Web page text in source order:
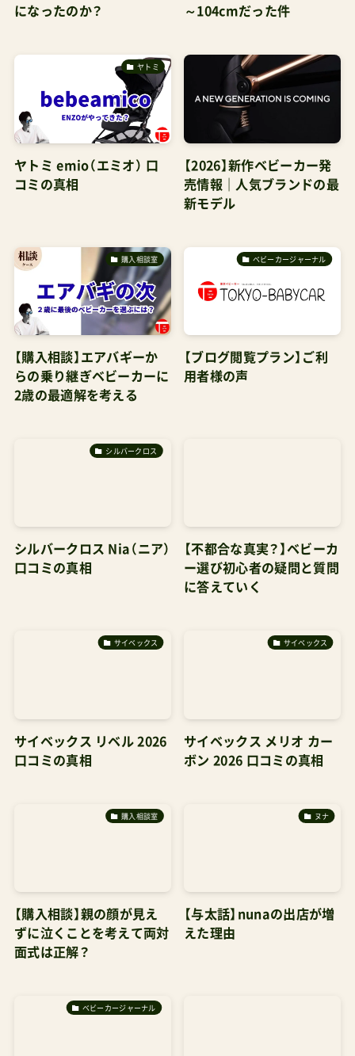
になったのか？
～104cmだった件
ヤトミ
ヤトミ emio（エミオ） 口
コミの真相
【2026】新作ベビーカー発
売情報｜人気ブランドの最
新モデル
購入相談室
【購入相談】エアバギーか
らの乗り継ぎベビーカーに
2歳の最適解を考える
ベビーカージャーナル
【ブログ閲覧プラン】ご利
用者様の声
シルバークロス
シルバークロス Nia（ニア）
口コミの真相
【不都合な真実？】ベビーカ
ー選び初心者の疑問と質問
に答えていく
サイベックス
サイベックス リベル 2026
口コミの真相
サイベックス
サイベックス メリオ カー
ボン 2026 口コミの真相
購入相談室
【購入相談】親の顔が見え
ずに泣くことを考えて両対
面式は正解？
ヌナ
【与太話】nunaの出店が増
えた理由
ベビーカージャーナル